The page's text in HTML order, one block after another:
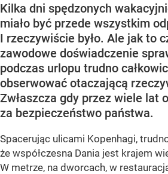
Kilka dni spędzonych
miało być przede wszystkim
I rzeczywiście było. Ale jak to
zawodowe doświadczenie
podczas urlopu trudno
obserwować otaczającą
Zwłaszcza gdy przez wiele lat
za bezpieczeństwo państwa.
Spacerując ulicami Kopenhagi,
że współczesna Dania jest krajem
W metrze, na dworcach, w